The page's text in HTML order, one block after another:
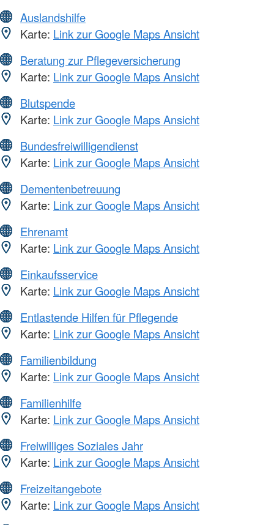
Auslandshilfe
Karte: Link zur Google Maps Ansicht
Beratung zur Pflegeversicherung
Karte: Link zur Google Maps Ansicht
Blutspende
Karte: Link zur Google Maps Ansicht
Bundesfreiwilligendienst
Karte: Link zur Google Maps Ansicht
Dementenbetreuung
Karte: Link zur Google Maps Ansicht
Ehrenamt
Karte: Link zur Google Maps Ansicht
Einkaufsservice
Karte: Link zur Google Maps Ansicht
Entlastende Hilfen für Pflegende
Karte: Link zur Google Maps Ansicht
Familienbildung
Karte: Link zur Google Maps Ansicht
Familienhilfe
Karte: Link zur Google Maps Ansicht
Freiwilliges Soziales Jahr
Karte: Link zur Google Maps Ansicht
Freizeitangebote
Karte: Link zur Google Maps Ansicht